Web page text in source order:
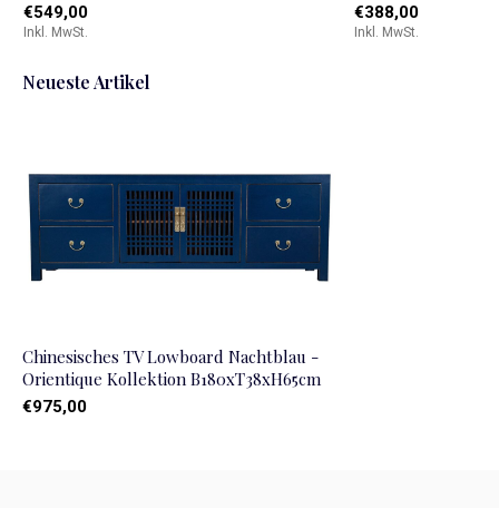
€549,00
Inkl. MwSt.
€388,00
Inkl. MwSt.
Neueste Artikel
Chinesisches TV Lowboard Nachtblau -
Orientique Kollektion B180xT38xH65cm
€975,00